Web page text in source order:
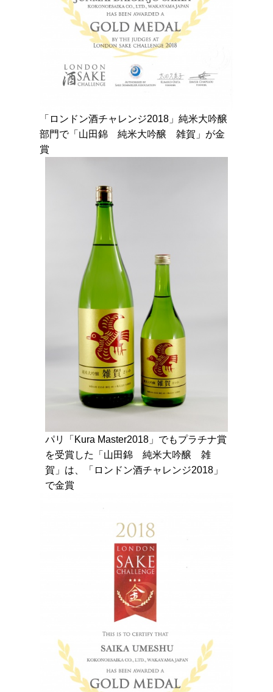
「ロンドン酒チャレンジ2018」純米大吟醸
部門で「山田錦 純米大吟醸 雑賀」が金
賞
パリ「Kura Master2018」でもプラチナ賞
を受賞した「山田錦 純米大吟醸 雑
賀」は、「ロンドン酒チャレンジ2018」
で金賞